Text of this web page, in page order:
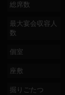
総席数
最大宴会収容人
数
個室
座敷
掘りごたつ